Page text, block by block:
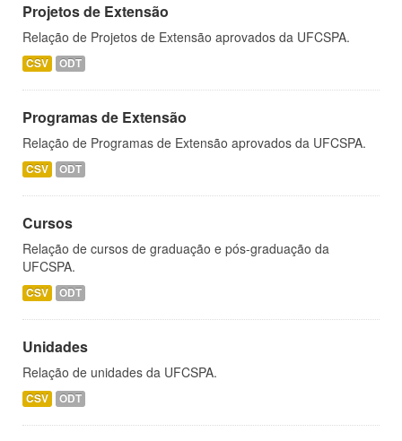
Projetos de Extensão
Relação de Projetos de Extensão aprovados da UFCSPA.
CSV ODT
Programas de Extensão
Relação de Programas de Extensão aprovados da UFCSPA.
CSV ODT
Cursos
Relação de cursos de graduação e pós-graduação da
UFCSPA.
CSV ODT
Unidades
Relação de unidades da UFCSPA.
CSV ODT